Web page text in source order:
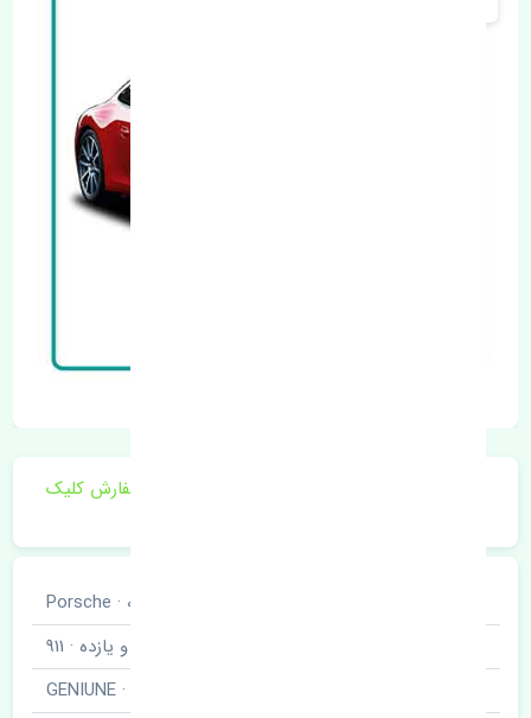
برای اطلاع از موجودی و قیمت به روز روی ثبت سفارش کلیک
پورشه · Porsche
نه صد و یازده · 911
اصلی · GENIUNE